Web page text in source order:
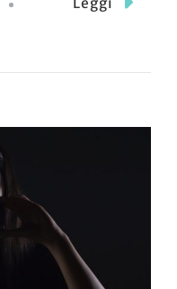
Leggi